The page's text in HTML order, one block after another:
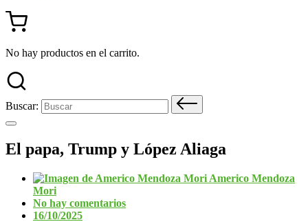
No hay productos en el carrito.
Buscar:
El papa, Trump y López Aliaga
Americo Mendoza
Mori
No hay comentarios
16/10/2025